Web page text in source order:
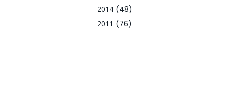
2014(48)
2011 (76)